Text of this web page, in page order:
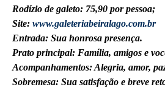
Rodízio de galeto: 75,90 por pessoa;
Site: www.galeteriabeiralago.com.br
Entrada: Sua honrosa presença.
Prato principal: Família, amigos e
Acompanhamentos: Alegria, amor,
Sobremesa: Sua satisfação e breve